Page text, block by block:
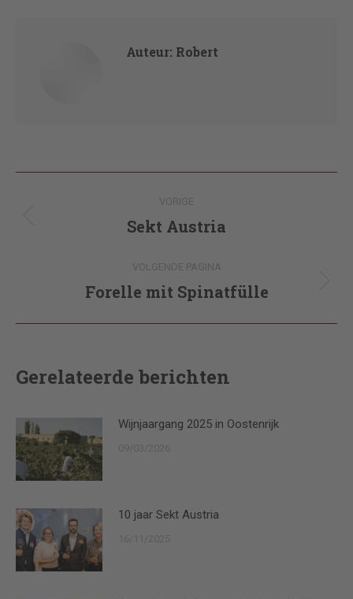
Auteur: Robert
navigation
VORIGE
Vorig
Sekt Austria
VOLGENDE PAGINA
Volgende
Forelle mit Spinatfülle
Gerelateerde berichten
Wijnjaargang 2025 in Oostenrijk
10 jaar Sekt Austria